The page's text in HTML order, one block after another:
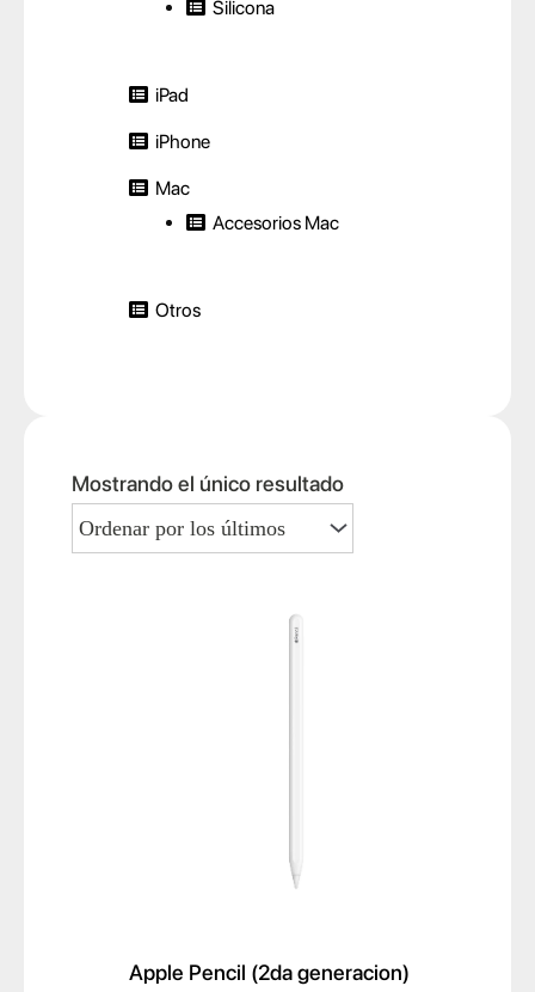
Silicona
iPad
iPhone
Mac
Accesorios Mac
Otros
Mostrando el único resultado
Apple Pencil (2da generacion)